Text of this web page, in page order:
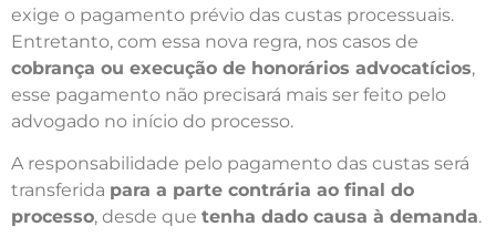
exige o pagamento prévio das custas processuais.
Entretanto, com essa nova regra, nos casos de
cobrança ou execução de honorários advocatícios,
esse pagamento não precisará mais ser feito pelo
advogado no início do processo.
A responsabilidade pelo pagamento das custas será
transferida para a parte contrária ao final do
processo, desde que tenha dado causa à demanda.